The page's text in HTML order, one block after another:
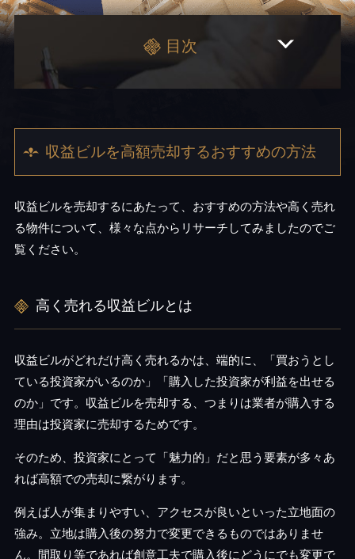
目次
収益ビルを高額売却するおすすめの方法
収益ビルを売却するにあたって、おすすめの方法や高く売れ
る物件について、様々な点からリサーチしてみましたのでご
覧ください。
高く売れる収益ビルとは
収益ビルがどれだけ高く売れるかは、端的に、「買おうとし
ている投資家がいるのか」「購入した投資家が利益を出せる
のか」です。収益ビルを売却する、つまりは業者が購入する
理由は投資家に売却するためです。
そのため、投資家にとって「魅力的」だと思う要素が多々あ
れば高額での売却に繋がります。
例えば人が集まりやすい、アクセスが良いといった立地面の
強み。立地は購入後の努力で変更できるものではありませ
ん。間取り等であれば創意工夫で購入後にどうにでも変更で